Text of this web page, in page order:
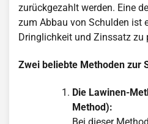
zurückgezahlt werden. Eine
zum Abbau von Schulden ist
Dringlichkeit und Zinssatz zu
Zwei beliebte Methoden zur
Die Lawinen-
Method):